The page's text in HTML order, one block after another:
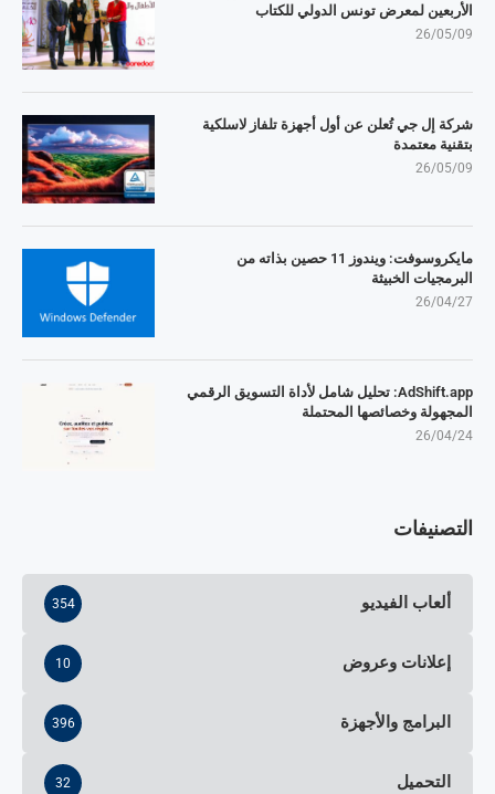
الأربعين لمعرض تونس الدولي للكتاب
26/05/09
شركة إل جي تُعلن عن أول أجهزة تلفاز لاسلكية
بتقنية معتمدة
26/05/09
مايكروسوفت: ويندوز 11 حصين بذاته من
البرمجيات الخبيثة
26/04/27
AdShift.app: تحليل شامل لأداة التسويق الرقمي
المجهولة وخصائصها المحتملة
26/04/24
التصنيفات
ألعاب الفيديو 354
إعلانات وعروض 10
البرامج والأجهزة 396
التحميل 32